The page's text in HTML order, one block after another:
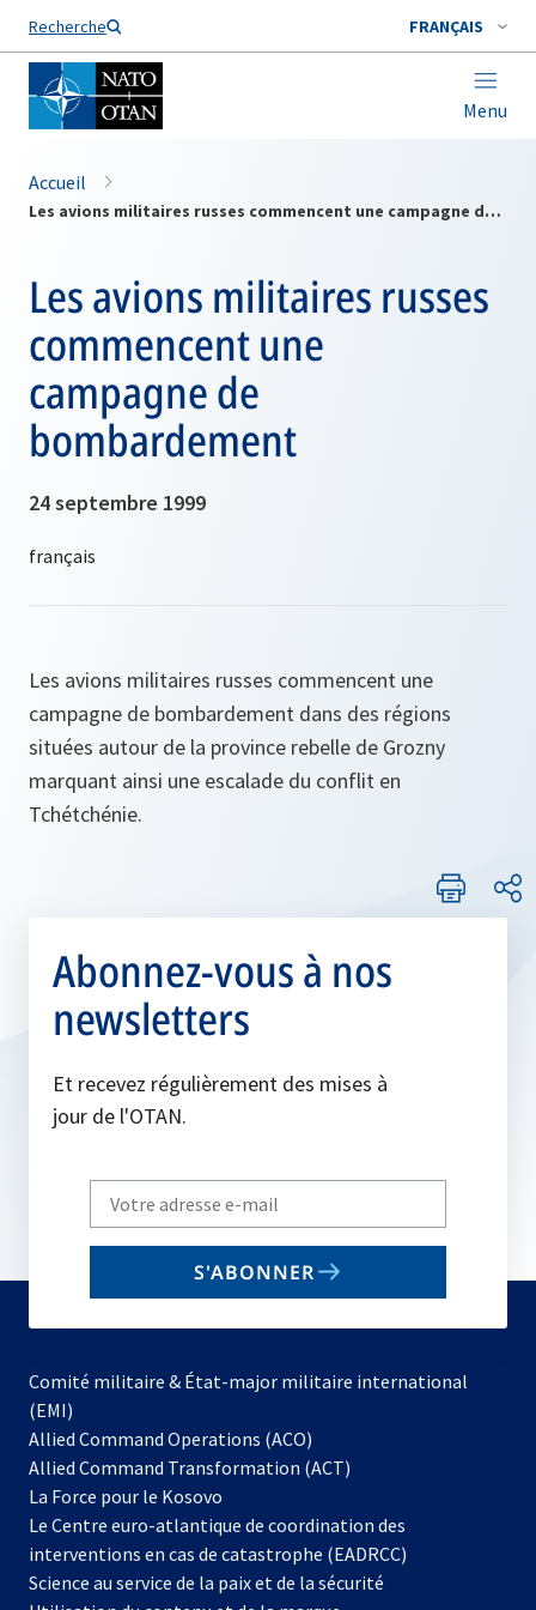
Recherche FRANÇAIS
Menu
Nom de famille*
Accueil
Les avions militaires russes commencent une campagne de bombardement
Les avions militaires russes
commencent une
campagne de
bombardement
24 septembre 1999
Les avions militaires russes commencent une
campagne de bombardement dans des régions
situées autour de la province rebelle de Grozny
marquant ainsi une escalade du conflit en
Tchétchénie.
Abonnez-vous à nos
newsletters
Et recevez régulièrement des mises à
jour de l'OTAN.
Write
your
email
S'ABONNER
Comité militaire & État-major militaire international
(EMI)
Allied Command Operations (ACO)
dans
nouvel
onglet
Allied Command Transformation (ACT)
La Force pour le Kosovo
dans
un
nouvel
Le Centre euro-atlantique de coordination des
interventions en cas de catastrophe (EADRCC)
Science au service de la paix et de la sécurité